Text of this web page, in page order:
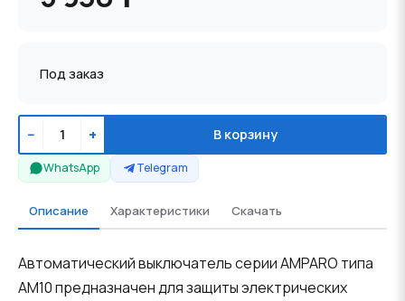
Под заказ
− + В корзину
WhatsApp Telegram
Описание Характеристики Скачать
Автоматический выключатель серии AMPARO типа
AM10 предназначен для защиты электрических